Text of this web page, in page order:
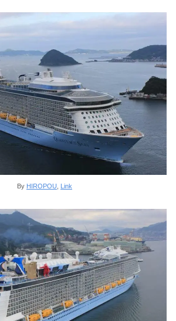
By HIROPOU Link